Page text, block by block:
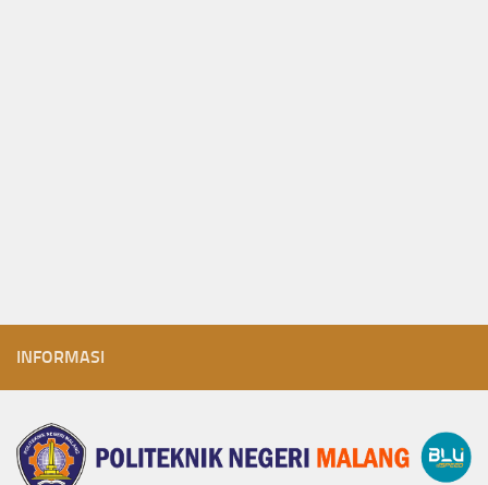
INFORMASI